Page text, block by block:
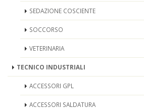
SEDAZIONE COSCIENTE
SOCCORSO
VETERINARIA
TECNICO INDUSTRIALI
ACCESSORI GPL
ACCESSORI SALDATURA